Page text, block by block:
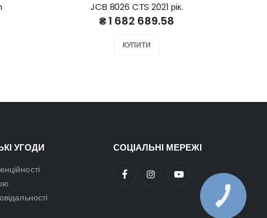
JCB 8026 CTS 2021 рік.
₴ 1 682 689.58
КУПИТИ
УГОДИ СОЦІАЛЬНІ МЕРЕЖІ
КНОПКА
ЗВ'ЯЗКУ